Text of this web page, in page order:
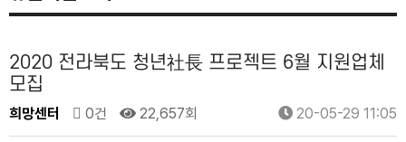
2020 전라북도 청년社長 프로젝트 6월 지원업체
모집
희망센터 0건 22,657회 20-05-29 11:05